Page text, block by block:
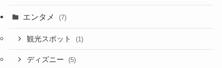
エンタメ (7)
観光スポット (1)
ディズニー (5)